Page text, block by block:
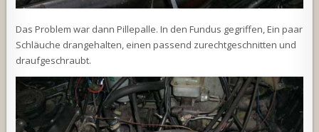
Das Problem war dann Pillepalle. In den Fundus gegriffen, Ein paar
Schläuche drangehalten, einen passend zurechtgeschnitten und
draufgeschraubt.